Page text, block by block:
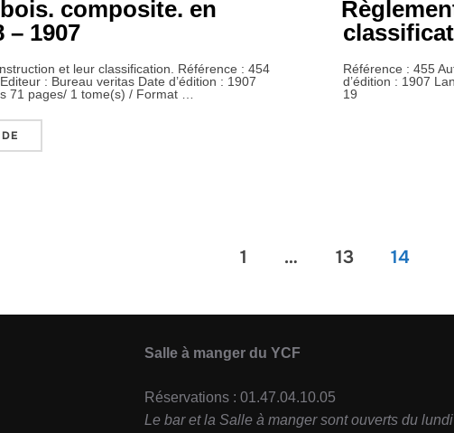
composite. en
– 1907
et leur classification. Référence : 454
: Bureau veritas Date d’édition : 1907
71 pages/ 1 tome(s) / Format …
Référence : 455
d’édition : 1907
19
1 … 13 14
Salle à manger du YCF
Réservations : 01.47.04.10.05
Le bar et la Salle à manger sont ouverts du lundi